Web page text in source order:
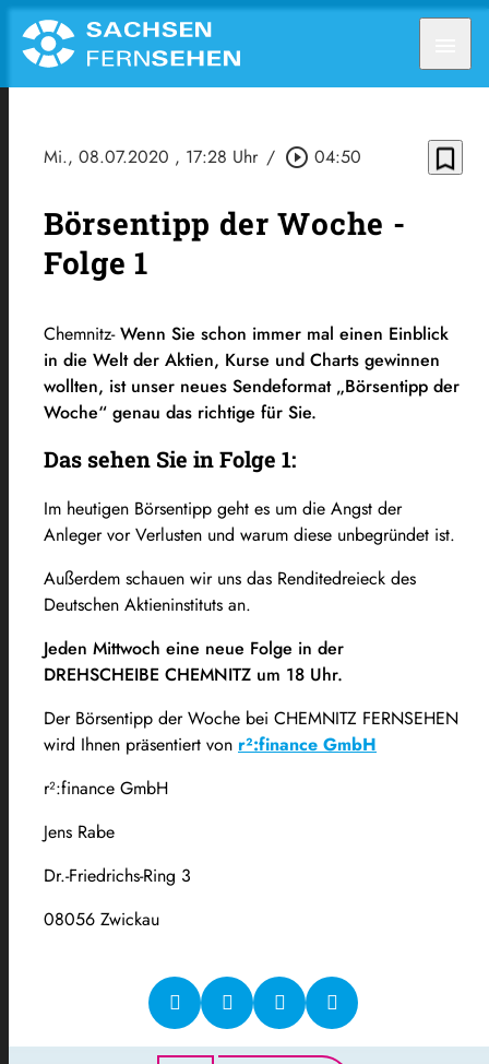
Mi., 08.07.2020 , 17:28 Uhr / play_circle_outline 04:50 bookmark_border
Börsentipp der Woche -
Folge 1
Chemnitz-Wenn Sie schon immer mal einen Einblick
in die Welt der Aktien, Kurse und Charts gewinnen
wollten, ist unser neues Sendeformat „Börsentipp der
Woche“ genau das richtige für Sie.
Das sehen Sie in Folge 1:
Im heutigen Börsentipp geht es um die Angst der
Anleger vor Verlusten und warum diese unbegründet ist.
Außerdem schauen wir uns das Renditedreieck des
Deutschen Aktieninstituts an.
Jeden Mittwoch eine neue Folge in der
DREHSCHEIBE CHEMNITZ um 18 Uhr.
Der Börsentipp der Woche bei CHEMNITZ FERNSEHEN
wird Ihnen präsentiert von r²:finance GmbH
r²:finance GmbH
Jens Rabe
Dr.-Friedrichs-Ring 3
08056 Zwickau